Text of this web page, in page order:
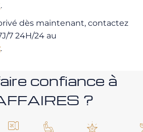
.
dès maintenant, contactez
7 24H/24 au
.
confiance à
?